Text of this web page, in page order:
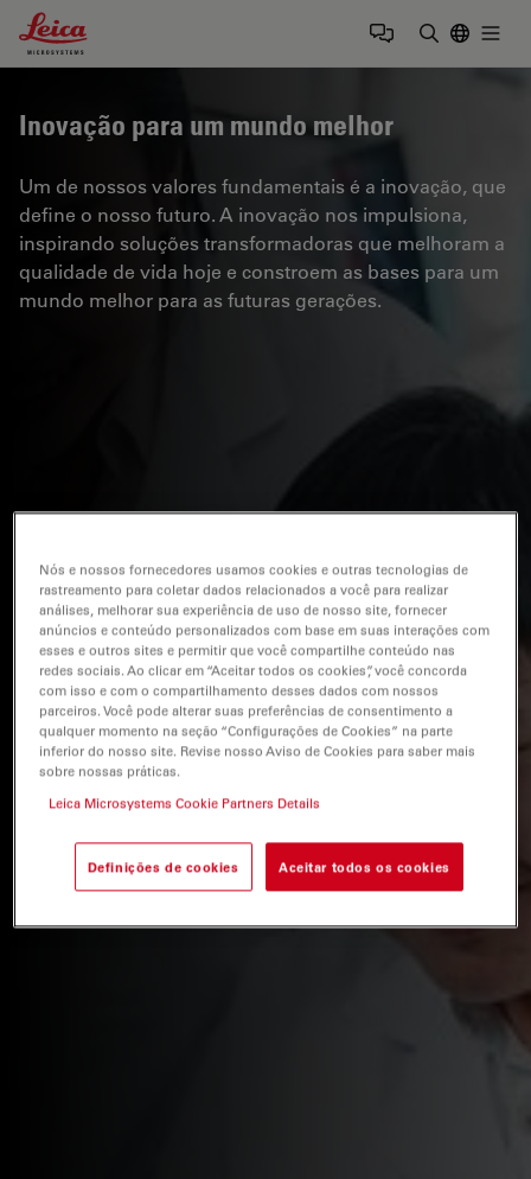
Leica Microsystems Logo
Inovação para um mundo melhor
Um de nossos valores fundamentais é a inovação, que
define o nosso futuro. A inovação nos impulsiona,
inspirando soluções transformadoras que melhoram a
qualidade de vida hoje e constroem as bases para um
mundo melhor para as futuras gerações.
Nós e nossos fornecedores usamos cookies e outras tecnologias de
rastreamento para coletar dados relacionados a você para realizar
análises, melhorar sua experiência de uso de nosso site, fornecer
anúncios e conteúdo personalizados com base em suas interações com
esses e outros sites e permitir que você compartilhe conteúdo nas
redes sociais. Ao clicar em “Aceitar todos os cookies”, você concorda
com isso e com o compartilhamento desses dados com nossos
parceiros. Você pode alterar suas preferências de consentimento a
qualquer momento na seção “Configurações de Cookies” na parte
inferior do nosso site. Revise nosso Aviso de Cookies para saber mais
sobre nossas práticas.
Leica Microsystems Cookie Partners Details
Definições de cookies Aceitar todos os cookies